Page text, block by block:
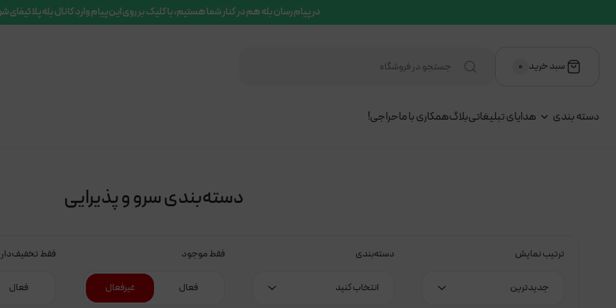
در پیام رسان بله هم در کنار شما هستیم، با کلیک بر روی این پیام وارد کانال بله پلاکیفای
سبد خرید ۰
دسته بندی هدایای تبلیغاتیبلاگهمکاری با ماحراجی!
دسته‌بندی سرو و پذیرایی
ترتیب نمایش
جدیدترین
دسته‌بندی
انتخاب کنید
فقط موجود
فعال غیرفعال
فقط تخفیف‌دار
فعال